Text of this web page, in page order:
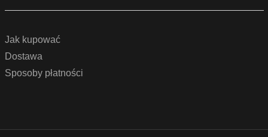
Jak kupować
Dostawa
Sposoby płatności